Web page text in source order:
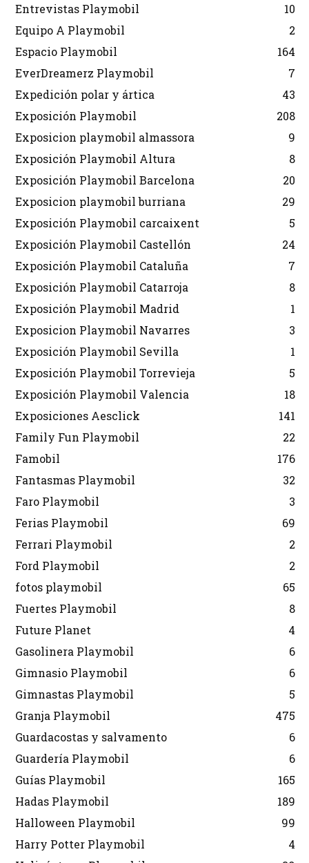
Entrevistas Playmobil
10
Equipo A Playmobil
2
Espacio Playmobil
164
EverDreamerz Playmobil
7
Expedición polar y ártica
43
Exposición Playmobil
208
Exposicion playmobil almassora
9
Exposición Playmobil Altura
8
Exposición Playmobil Barcelona
20
Exposicion playmobil burriana
29
Exposición Playmobil carcaixent
5
Exposición Playmobil Castellón
24
Exposición Playmobil Cataluña
7
Exposición Playmobil Catarroja
8
Exposición Playmobil Madrid
1
Exposicion Playmobil Navarres
3
Exposición Playmobil Sevilla
1
Exposición Playmobil Torrevieja
5
Exposición Playmobil Valencia
18
Exposiciones Aesclick
141
Family Fun Playmobil
22
Famobil
176
Fantasmas Playmobil
32
Faro Playmobil
3
Ferias Playmobil
69
Ferrari Playmobil
2
Ford Playmobil
2
fotos playmobil
65
Fuertes Playmobil
8
Future Planet
4
Gasolinera Playmobil
6
Gimnasio Playmobil
6
Gimnastas Playmobil
5
Granja Playmobil
475
Guardacostas y salvamento
6
Guardería Playmobil
6
Guías Playmobil
165
Hadas Playmobil
189
Halloween Playmobil
99
Harry Potter Playmobil
4